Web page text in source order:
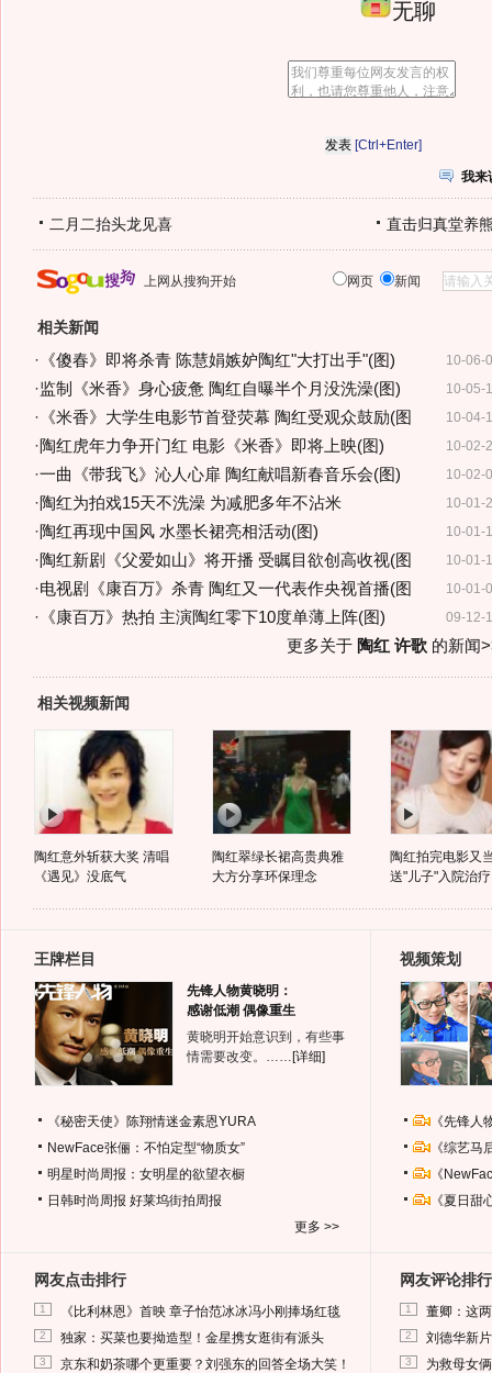
无聊
[Ctrl+Enter]
我来
二月二抬头龙见喜 直击归真堂养
上网从搜狗开始 网页 新闻
相关新闻
10-06-
· 《傻春》即将杀青 陈慧娟嫉妒陶红"大打出手"(图)
10-05-
·监制《米香》身心疲惫 陶红自曝半个月没洗澡(图)
10-04-
· 《米香》大学生电影节首登荧幕 陶红受观众鼓励(图
10-02-
·陶红虎年力争开门红 电影《米香》即将上映(图)
10-02-
·一曲《带我飞》沁人心扉 陶红献唱新春音乐会(图)
10-01-
·陶红为拍戏15天不洗澡 为减肥多年不沾米
10-01-
·陶红再现中国风 水墨长裙亮相活动(图)
10-01-
·陶红新剧《父爱如山》将开播 受瞩目欲创高收视(图
10-01-
·电视剧《康百万》杀青 陶红又一代表作央视首播(图
09-12-
· 《康百万》热拍 主演陶红零下10度单薄上阵(图)
更多关于 陶红 许歌的新闻
相关视频新闻
陶红意外斩获大奖 清唱
《遇见》没底气
陶红翠绿长裙高贵典雅
大方分享环保理念
陶红拍完电影又
送"儿子"入院治疗
王牌栏目
先锋人物黄晓明：
感谢低潮 偶像重生
黄晓明开始意识到，有些事
情需要改变。…… [详细]
《秘密天使》陈翔情迷金素恩YURA
NewFace张俪：不怕定型“物质女”
明星时尚周报：女明星的欲望衣橱
日韩时尚周报 好莱坞街拍周报
更多 >>
视频策划
《先锋
《综艺
《
《夏日
网友点击排行
1 《比利林恩》首映 章子怡范冰冰冯小刚捧场红毯
2 独家：买菜也要拗造型！金星携女逛街有派头
3 京东和奶茶哪个更重要？刘强东的回答全场大笑！
网友评论排行
1 董卿：这
2 刘德华新
3 为救母女